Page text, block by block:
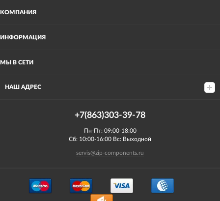
КОМПАНИЯ
ИНФОРМАЦИЯ
МЫ В СЕТИ
НАШ АДРЕС
+7(863)303-39-78
Пн-Пт: 09:00-18:00
Сб: 10:00-16:00 Вс: Выходной
servis@zip-components.ru